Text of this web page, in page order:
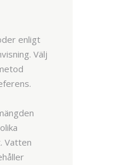
enligt
Välj
Vatten